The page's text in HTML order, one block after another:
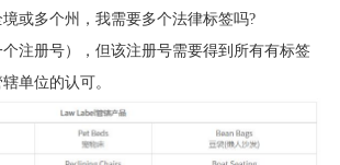
或多个州，我需要多个法律标签吗?
注册号），但该注册号需要得到所有有标签
单位的认可。